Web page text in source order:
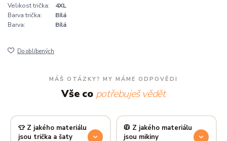
Velikost trička:
4XL
Barva trička:
Bílá
Barva:
Bílá
Do oblíbených
MÁŠ OTÁZKY? MY MÁME ODPOVĚDI
Vše co potřebuješ vědět
👕 Z jakého materiálu
jsou trička a šaty
🧥 Z jakého materiálu
jsou mikiny